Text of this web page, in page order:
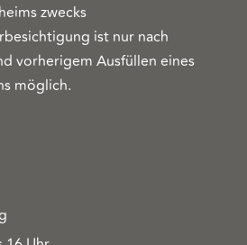
zwecks
ist nur nach
vorherigem Ausfüllen eines
möglich.